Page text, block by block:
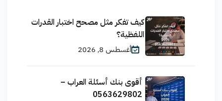
كيف تفكر مثل مصحح اختبار القدرات
اللفظية؟
أغسطس 8, 2026
أقوى بنك أسئلة العراب –
0563629802